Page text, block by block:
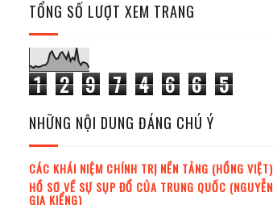
TỔNG SỐ LƯỢT XEM TRANG
1 2 9 7 4 6 6 5
NHỮNG NỘI DUNG ĐÁNG CHÚ Ý
CÁC KHÁI NIỆM CHÍNH TRỊ NỀN TẢNG (HỒNG VIỆT)
HỒ SƠ VỀ SỰ SỤP ĐỔ CỦA TRUNG QUỐC (NGUYỄN
GIA KIỂNG)